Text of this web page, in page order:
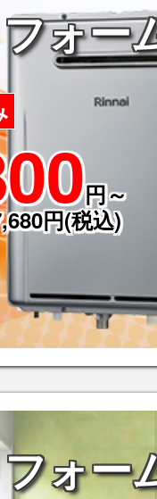
ォー
円～
(税込)
ォー